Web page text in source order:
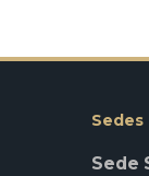
Sedes
Sede